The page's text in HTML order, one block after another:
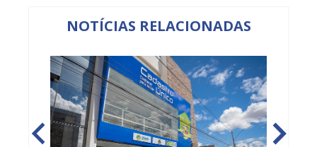
NOTÍCIAS RELACIONADAS